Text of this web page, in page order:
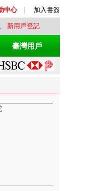
中心 加入書簽
新用戶登記
臺灣用戶